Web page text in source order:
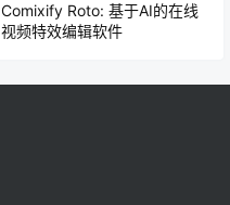
Comixify Roto: 基于AI的在线
视频特效编辑软件